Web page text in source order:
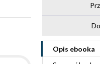
Opis ebooka